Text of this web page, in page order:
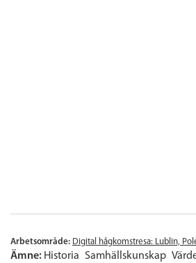
Arbetsområde: Digital hågkomstresa: Lublin,
Ämne: Historia Samhällskunskap